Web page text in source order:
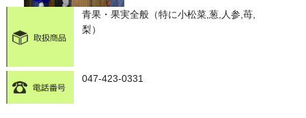
青果・果実全般（特に小松菜,葱,人参,苺,
梨）
047-423-0331